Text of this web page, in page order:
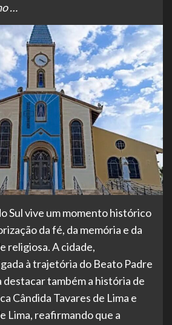
…
Sul vive um momento histórico
da fé, da memória e da
religiosa. A cidade,
à trajetória do Beato Padre
destacar também a história de
Cândida Tavares de Lima e
Lima, reafirmando que a